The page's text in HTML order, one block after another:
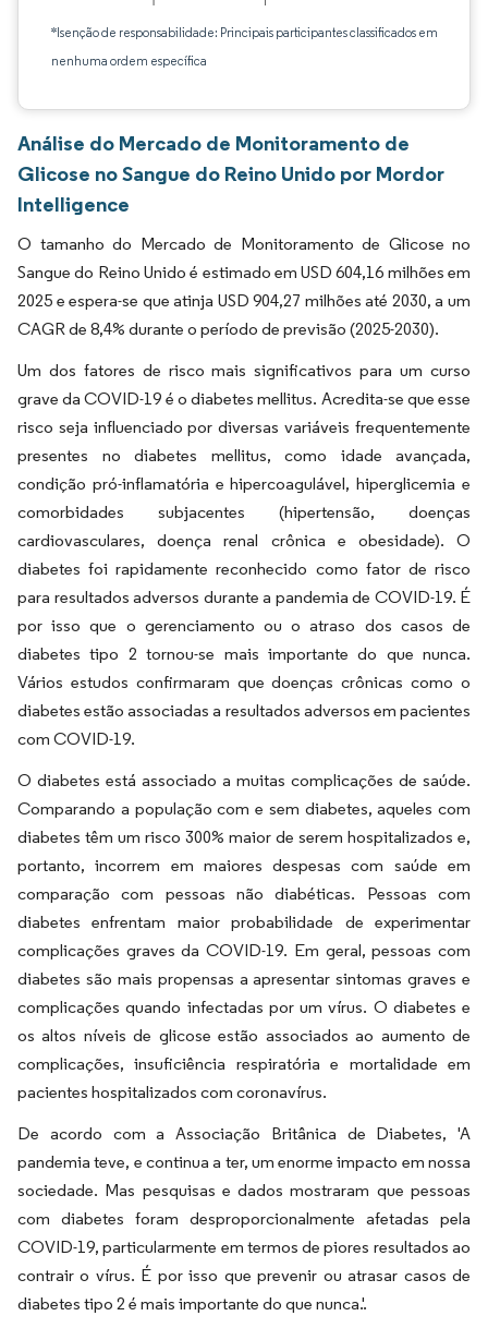
*Isenção de responsabilidade: Principais participantes classificados em
nenhuma ordem específica
Análise do Mercado de Monitoramento de
Glicose no Sangue do Reino Unido por Mordor
Intelligence
O tamanho do Mercado de Monitoramento de Glicose no
Sangue do Reino Unido é estimado em USD 604,16 milhões em
2025 e espera-se que atinja USD 904,27 milhões até 2030, a um
CAGR de 8,4% durante o período de previsão (2025-2030).
Um dos fatores de risco mais significativos para um curso
grave da COVID-19 é o diabetes mellitus. Acredita-se que esse
risco seja influenciado por diversas variáveis frequentemente
presentes no diabetes mellitus, como idade avançada,
condição pró-inflamatória e hipercoagulável, hiperglicemia e
comorbidades subjacentes (hipertensão, doenças
cardiovasculares, doença renal crônica e obesidade). O
diabetes foi rapidamente reconhecido como fator de risco
para resultados adversos durante a pandemia de COVID-19. É
por isso que o gerenciamento ou o atraso dos casos de
diabetes tipo 2 tornou-se mais importante do que nunca.
Vários estudos confirmaram que doenças crônicas como o
diabetes estão associadas a resultados adversos em pacientes
com COVID-19.
O diabetes está associado a muitas complicações de saúde.
Comparando a população com e sem diabetes, aqueles com
diabetes têm um risco 300% maior de serem hospitalizados e,
portanto, incorrem em maiores despesas com saúde em
comparação com pessoas não diabéticas. Pessoas com
diabetes enfrentam maior probabilidade de experimentar
complicações graves da COVID-19. Em geral, pessoas com
diabetes são mais propensas a apresentar sintomas graves e
complicações quando infectadas por um vírus. O diabetes e
os altos níveis de glicose estão associados ao aumento de
complicações, insuficiência respiratória e mortalidade em
pacientes hospitalizados com coronavírus.
De acordo com a Associação Britânica de Diabetes, 'A
pandemia teve, e continua a ter, um enorme impacto em nossa
sociedade. Mas pesquisas e dados mostraram que pessoas
com diabetes foram desproporcionalmente afetadas pela
COVID-19, particularmente em termos de piores resultados ao
contrair o vírus. É por isso que prevenir ou atrasar casos de
diabetes tipo 2 é mais importante do que nunca.'.